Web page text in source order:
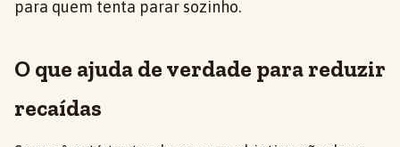
para quem tenta parar sozinho.
O que ajuda de verdade para reduzir
recaídas